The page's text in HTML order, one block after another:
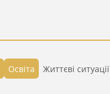
Освіта Життєві ситуації